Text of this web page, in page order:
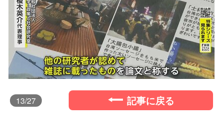
13/27 記事に戻る